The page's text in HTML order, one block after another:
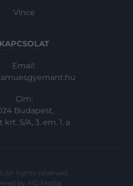
Vince
KAPCSOLAT
Email:
Cím:
Budapest,
krt. 5/A, 3. em. 1. a
All rights reserved.
by HG Media.